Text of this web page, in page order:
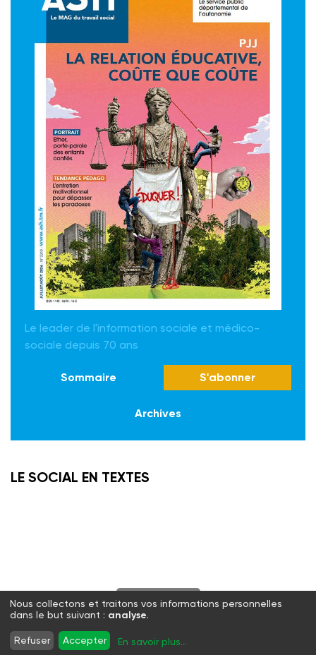
Le leader de l'information sociale et médico-
sociale depuis 70 ans
Sommaire S'abonner
Archives
LE SOCIAL EN TEXTES
S'abonner
Twitter Facebook
WhatsApp
Nous collectons et traitons vos informations personnelles
dans le but suivant : analyse.
Refuser Accepter En savoir plus...